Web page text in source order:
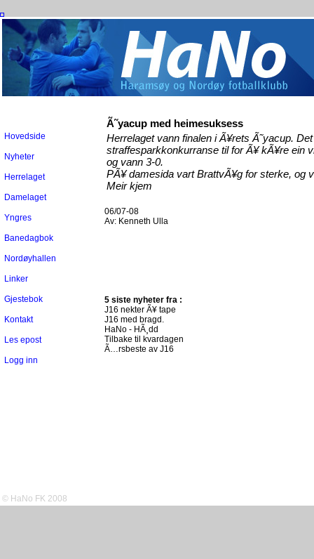
Hovedside
Nyheter
Herrelaget
Damelaget
Yngres
Banedagbok
Nordøyhallen
Linker
Gjestebok
Kontakt
Les epost
Logg inn
Ã˜yacup med heimesuksess
Herrelaget vann finalen i Ã¥rets Ã˜yacup.
straffesparkkonkurranse til for Ã¥ kÃ¥re ein
og vann 3-0.
PÃ¥ damesida vart BrattvÃ¥g for sterke, og
Meir kjem
06/07-08
Av: Kenneth Ulla
5 siste nyheter fra :
J16 nekter Ã¥ tape
J16 med bragd.
HaNo - HÃ¸dd
Tilbake til kvardagen
Ã…rsbeste av J16
© HaNo FK 2008